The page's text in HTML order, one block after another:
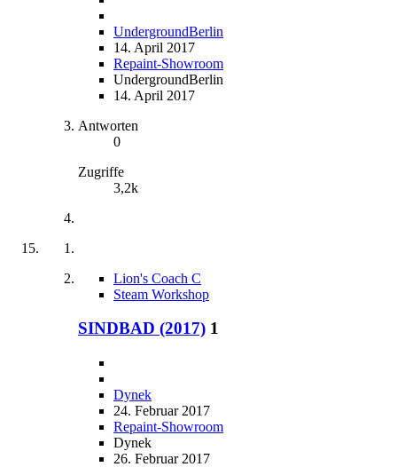
UndergroundBerlin
14. April 2017
Repaint-Showroom
UndergroundBerlin
14. April 2017
Antworten
0
Zugriffe
3,2k
Lion's Coach C
Steam Workshop
SINDBAD (2017) 1
Dynek
24. Februar 2017
Repaint-Showroom
Dynek
26. Februar 2017